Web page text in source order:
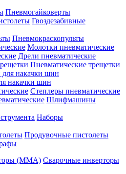
Пневмогайковерты
Гвоздезабивные
Пневмокраскопульты
Молотки пневматические
Дрели пневматические
Пневматические трещетки
накачки шин
Степлеры пневматические
Шлифмашины
Наборы
Продувочные пистолеты
Сварочные инверторы